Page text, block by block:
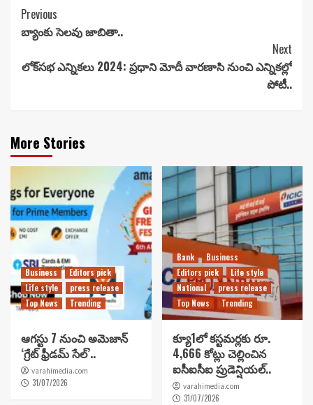
Continue
Reading
Previous
బ్యాంకు సెలవు జాబితా..
Next
లోక్‌సభ ఎన్నికలు 2024: ప్రధాని మోదీ వారణాసి నుంచి ఎన్నికల్లో
పోటీ..
More Stories
Business
Editors pick
Life style
press release
Top News
Trending
ఆగస్టు 7 నుంచి అమెజాన్
‘గ్రేట్ ఫ్రీడమ్ సేల్’..
varahimedia.com
31/07/2026
Bank
Business
Editors pick
Life style
National
press release
Top News
Trending
క్యూ1లో కస్టమర్లకు రూ.
4,666 కోట్లు చెల్లించిన
ఐసీఐసీఐ ప్రుడెన్షియల్..
varahimedia.com
31/07/2026